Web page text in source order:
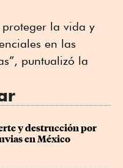
la vida y
en las
puntualizó la
y destrucción por
en México